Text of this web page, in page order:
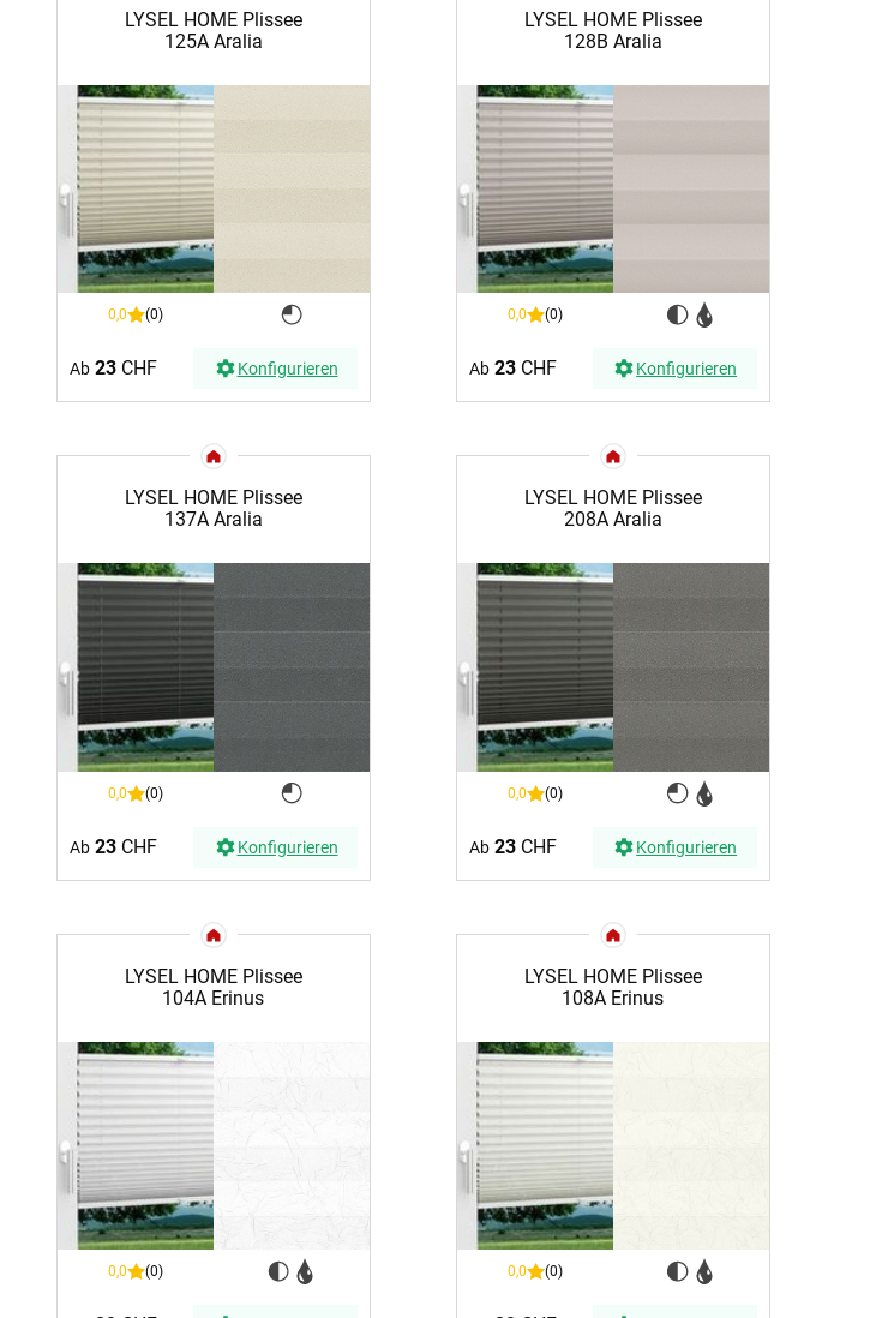
LYSEL HOME Plissee
125A Aralia
0,0 (0)
Ab 23CHF Konfigurieren
LYSEL HOME Plissee
128B Aralia
0,0 (0)
Ab 23CHF Konfigurieren
LYSEL HOME Plissee
137A Aralia
0,0 (0)
Ab 23CHF Konfigurieren
LYSEL HOME Plissee
208A Aralia
0,0 (0)
Ab 23CHF Konfigurieren
LYSEL HOME Plissee
104A Erinus
0,0 (0)
LYSEL HOME Plissee
108A Erinus
0,0 (0)